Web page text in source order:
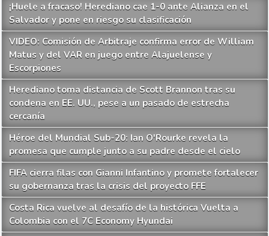
¡Huele a fracaso! Herediano cae 1-0 ante Alianza en el
Salvador y pone en riesgo su clasificación
VIDEO: Comisión de Arbitraje confirma error de William
Matus y del VAR en juego entre Alajuelense y
Escorpiones
Herediano toma distancia de Scott Brannon tras su
condena en EE. UU., pese a un pasado de estrecha
cercanía
Héroe del Mundial Sub-20: Ian O'Rourke revela la
promesa que cumple junto a su padre desde el cielo
FIFA cierra filas con Gianni Infantino y promete fortalecer
su gobernanza tras la crisis del proyecto FFE
Costa Rica vuelve al desafío de la histórica Vuelta a
Colombia con el 7C Economy Hyundai